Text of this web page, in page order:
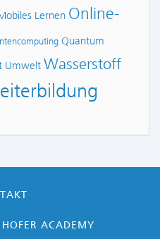
Lernen Online-
Quantum
Umwelt Wasserstoff
ACADEMY